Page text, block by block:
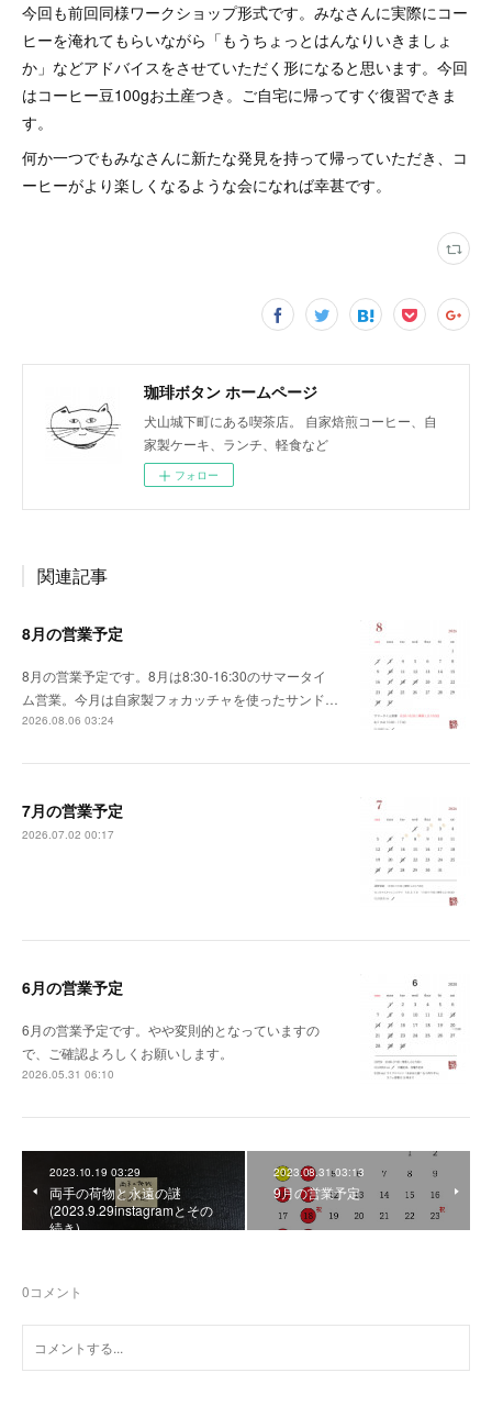
今回も前回同様ワークショップ形式です。みなさんに実際にコー
ヒーを淹れてもらいながら「もうちょっとはんなりいきましょ
か」などアドバイスをさせていただく形になると思います。今回
はコーヒー豆100gお土産つき。ご自宅に帰ってすぐ復習できま
す。
何か一つでもみなさんに新たな発見を持って帰っていただき、コ
ーヒーがより楽しくなるような会になれば幸甚です。
珈琲ボタン ホームページ
犬山城下町にある喫茶店。 自家焙煎コーヒー、自
家製ケーキ、ランチ、軽食など
フォロー
関連記事
8月の営業予定
8月の営業予定です。8月は8:30-16:30のサマータイ
ム営業。今月は自家製フォカッチャを使ったサンド…
2026.08.06 03:24
7月の営業予定
2026.07.02 00:17
6月の営業予定
6月の営業予定です。やや変則的となっていますの
で、ご確認よろしくお願いします。
2026.05.31 06:10
2023.10.19 03:29
両手の荷物と永遠の謎
(2023.9.29instagramとその
続き)
2023.08.31 03:13
9月の営業予定
0コメント